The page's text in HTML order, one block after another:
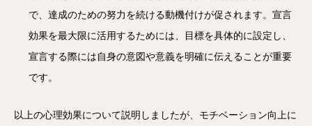
で、達成のための努力を続ける動機付けが促されます。宣言
効果を最大限に活用するためには、目標を具体的に設定し、
宣言する際には自身の意図や意義を明確に伝えることが重要
です。
以上の心理効果について説明しましたが、モチベーション向上に